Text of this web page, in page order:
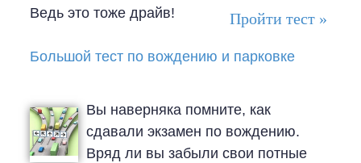
Ведь это тоже драйв!
Пройти тест »
Большой тест по вождению и парковке
Вы наверняка помните, как
сдавали экзамен по вождению.
Вряд ли вы забыли свои потные